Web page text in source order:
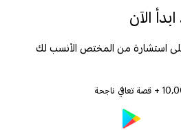
الآن
استشارة من المختص الأنسب لك
+ قصة تعافي ناجحة